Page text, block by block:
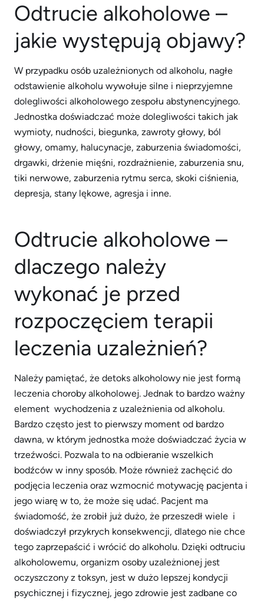
Odtrucie alkoholowe –
jakie występują objawy?
W przypadku osób uzależnionych od alkoholu, nagłe
odstawienie alkoholu wywołuje silne i nieprzyjemne
dolegliwości alkoholowego zespołu abstynencyjnego.
Jednostka doświadczać może dolegliwości takich jak
wymioty, nudności, biegunka, zawroty głowy, ból
głowy, omamy, halucynacje, zaburzenia świadomości,
drgawki, drżenie mięśni, rozdrażnienie, zaburzenia snu,
tiki nerwowe, zaburzenia rytmu serca, skoki ciśnienia,
depresja, stany lękowe, agresja i inne.
Odtrucie alkoholowe –
dlaczego należy
wykonać je przed
rozpoczęciem terapii
leczenia uzależnień?
Należy pamiętać, że detoks alkoholowy nie jest formą
leczenia choroby alkoholowej. Jednak to bardzo ważny
element wychodzenia z uzależnienia od alkoholu.
Bardzo często jest to pierwszy moment od bardzo
dawna, w którym jednostka może doświadczać życia w
trzeźwości. Pozwala to na odbieranie wszelkich
bodźców w inny sposób. Może również zachęcić do
podjęcia leczenia oraz wzmocnić motywację pacjenta i
jego wiarę w to, że może się udać. Pacjent ma
świadomość, że zrobił już dużo, że przeszedł wiele i
doświadczył przykrych konsekwencji, dlatego nie chce
tego zaprzepaścić i wrócić do alkoholu. Dzięki odtruciu
alkoholowemu, organizm osoby uzależnionej jest
oczyszczony z toksyn, jest w dużo lepszej kondycji
psychicznej i fizycznej, jego zdrowie jest zadbane co